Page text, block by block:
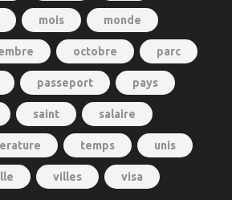
mois monde
octobre parc
passeport pays
saint salaire
temps unis
villes visa